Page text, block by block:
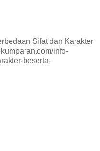
Sifat dan Karakter
info-
beserta-